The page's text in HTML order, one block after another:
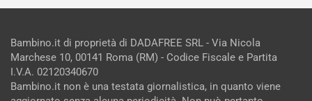
Bambino.it di proprietà di DADAFREE SRL - Via Nicola
Marchese 10, 00141 Roma (RM) - Codice Fiscale e Partita
I.V.A. 02120340670
Bambino.it non è una testata giornalistica, in quanto viene